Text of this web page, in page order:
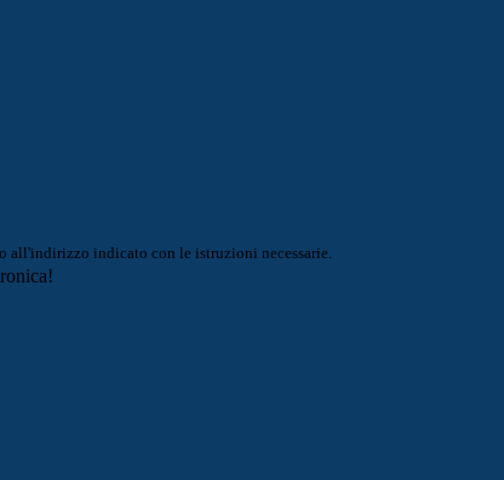
all'indirizzo indicato con le istruzioni necessarie.